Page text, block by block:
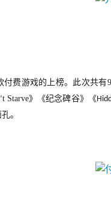
付费游戏的上榜。此次共有9
’t Starve》《纪念碑谷》《
。